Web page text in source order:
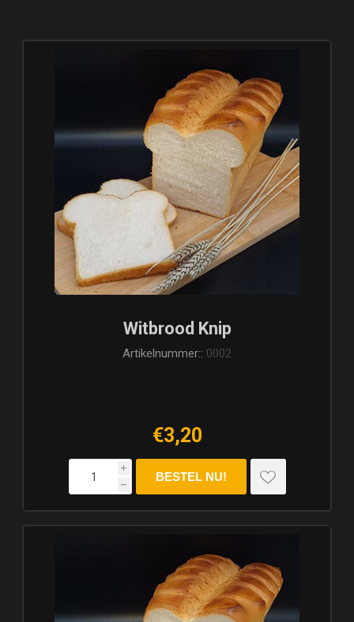
Witbrood Knip
Artikelnummer:: 0002
€3,20
i
h